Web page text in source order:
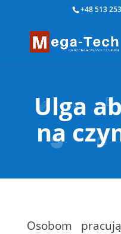
+48 513
Ulga
na
Osobom